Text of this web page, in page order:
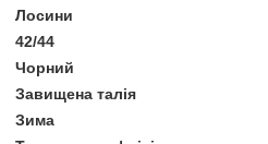
Лосини
42/44
Чорний
Завищена талія
Зима